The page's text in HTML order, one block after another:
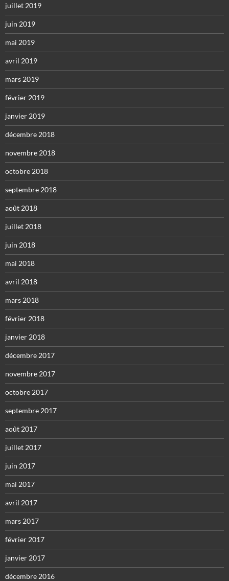
juillet 2019
juin 2019
mai 2019
avril 2019
mars 2019
février 2019
janvier 2019
décembre 2018
novembre 2018
octobre 2018
septembre 2018
août 2018
juillet 2018
juin 2018
mai 2018
avril 2018
mars 2018
février 2018
janvier 2018
décembre 2017
novembre 2017
octobre 2017
septembre 2017
août 2017
juillet 2017
juin 2017
mai 2017
avril 2017
mars 2017
février 2017
janvier 2017
décembre 2016